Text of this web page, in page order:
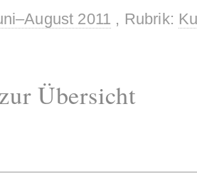
2011 , Rubrik:
Übersicht